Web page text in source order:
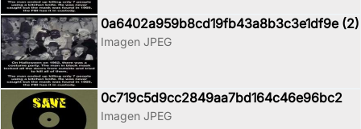
0a6402a959b8cd19fb43a8b3c3e1df9e (2)
Imagen JPEG
0c719c5d9cc2849aa7bd164c46e96bc2
Imagen JPEG